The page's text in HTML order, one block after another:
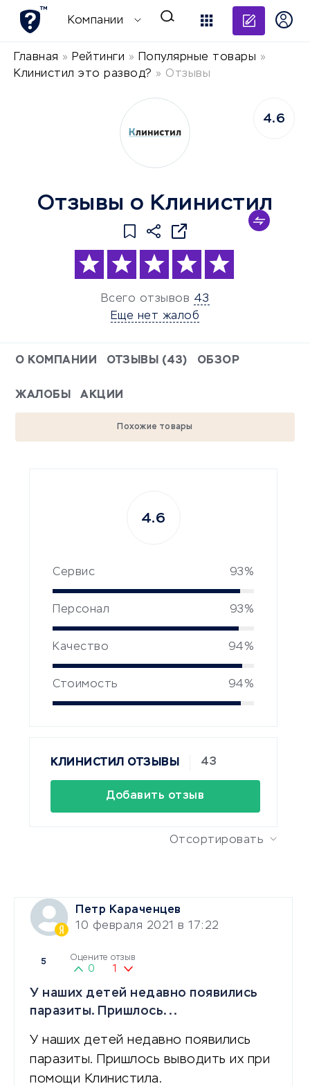
Компании
Главная » Рейтинги » Популярные товары »
Клинистил это развод? » Отзывы
Отзывы о Клинистил
Всего отзывов 43
Еще нет жалоб
4.6
О КОМПАНИИ ОТЗЫВЫ (43) ОБЗОР
ЖАЛОБЫ АКЦИИ
Похожие товары
Сервис 93%
Персонал 93%
Качество 94%
Стоимость 94%
4.6
КЛИНИСТИЛ ОТЗЫВЫ 43
Добавить отзыв
Отсортировать
Петр Караченцев
10 февраля 2021 в 17:22
5 Оцените отзыв
0 1
У наших детей недавно появились
паразиты. Пришлось...
У наших детей недавно появились
паразиты. Пришлось выводить их при
помощи Клинистила.